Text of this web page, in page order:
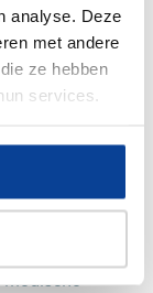
analyse. Deze
met andere
ze hebben
services.
flexibiliteit.